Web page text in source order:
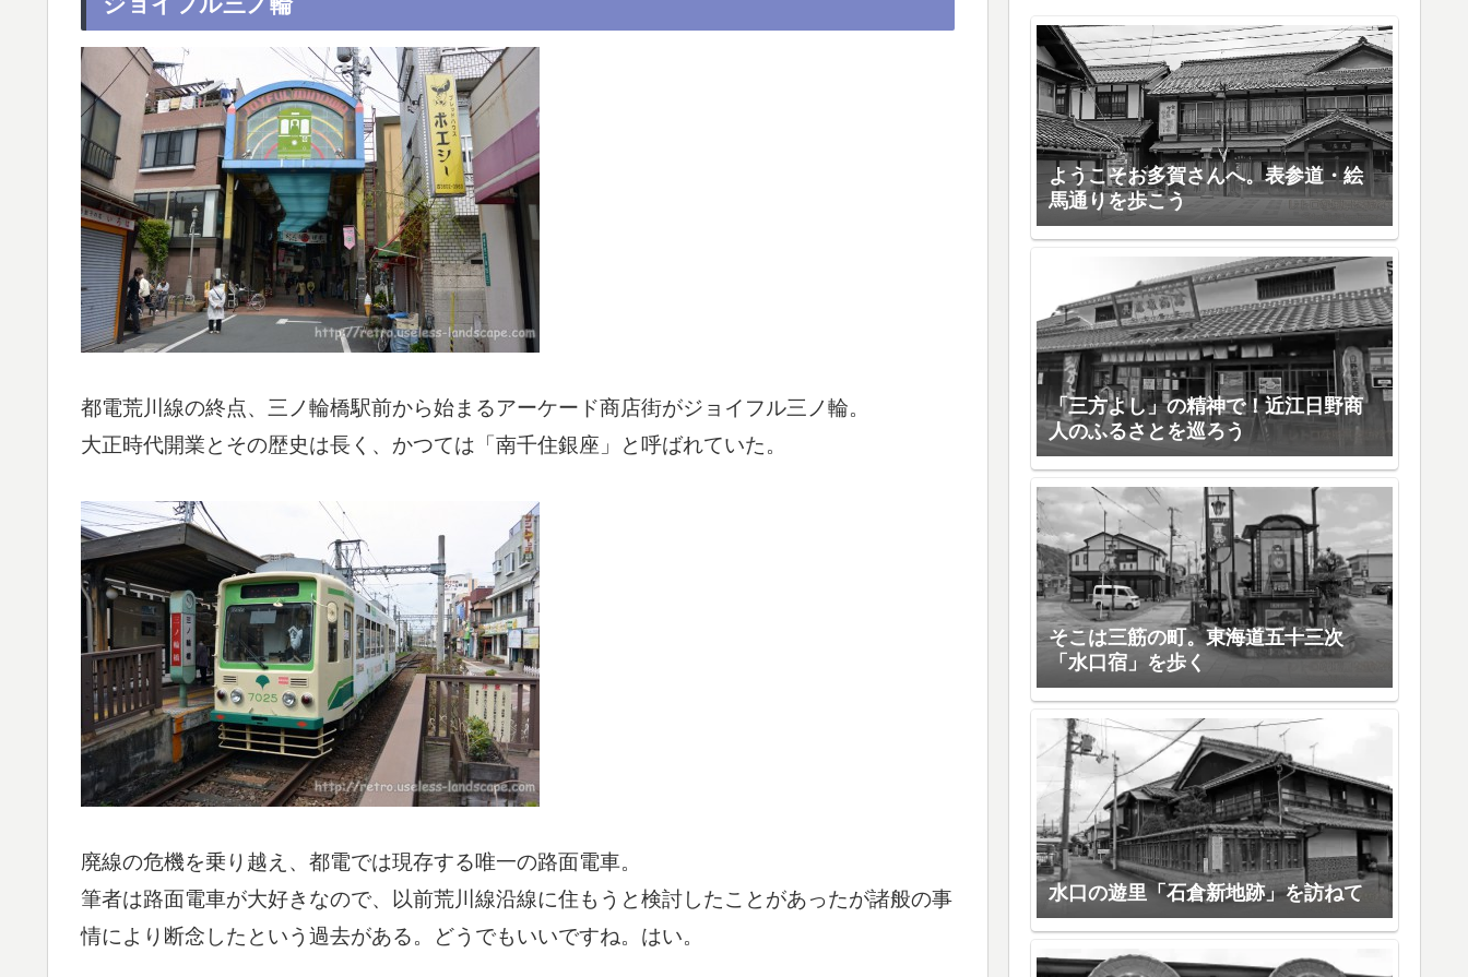
都電荒川線の終点、三ノ輪橋駅前から始まるアーケード商店街がジョイフル三ノ輪。
大正時代開業とその歴史は長く、かつては「南千住銀座」と呼ばれていた。
廃線の危機を乗り越え、都電では現存する唯一の路面電車。
筆者は路面電車が大好きなので、以前荒川線沿線に住もうと検討したことがあったが諸般の事
情により断念したという過去がある。どうでもいいですね。はい。
ようこそお多賀さんへ。表参道・絵
馬通りを歩こう
「三方よし」の精神で！近江日野商
人のふるさとを巡ろう
そこは三筋の町。東海道五十三次
「水口宿」を歩く
水口の遊里「石倉新地跡」を訪ねて